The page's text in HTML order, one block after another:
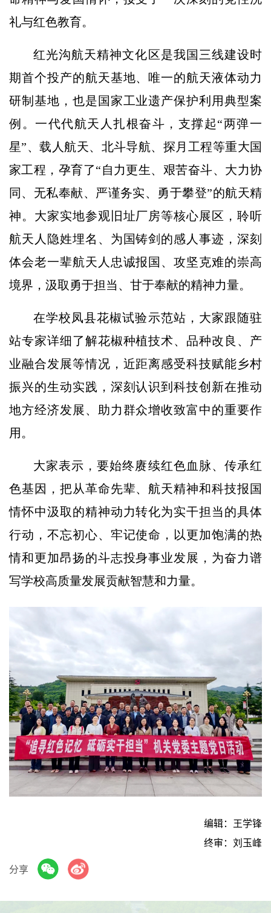
礼与红色教育。
红光沟航天精神文化区是我国三线建设时
期首个投产的航天基地、唯一的航天液体动力
研制基地，也是国家工业遗产保护利用典型案
例。一代代航天人扎根奋斗，支撑起“两弹一
星”、载人航天、北斗导航、探月工程等重大国
家工程，孕育了“自力更生、艰苦奋斗、大力协
同、无私奉献、严谨务实、勇于攀登”的航天精
神。大家实地参观旧址厂房等核心展区，聆听
航天人隐姓埋名、为国铸剑的感人事迹，深刻
体会老一辈航天人忠诚报国、攻坚克难的崇高
境界，汲取勇于担当、甘于奉献的精神力量。
在学校凤县花椒试验示范站，大家跟随驻
站专家详细了解花椒种植技术、品种改良、产
业融合发展等情况，近距离感受科技赋能乡村
振兴的生动实践，深刻认识到科技创新在推动
地方经济发展、助力群众增收致富中的重要作
用。
大家表示，要始终赓续红色血脉、传承红
色基因，把从革命先辈、航天精神和科技报国
情怀中汲取的精神动力转化为实干担当的具体
行动，不忘初心、牢记使命，以更加饱满的热
情和更加昂扬的斗志投身事业发展，为奋力谱
写学校高质量发展贡献智慧和力量。
编辑：王学锋
终审：刘玉峰
分享